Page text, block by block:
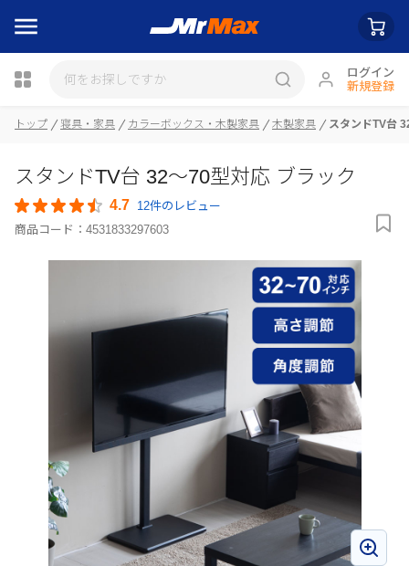
ログイン
新規登録
瓶詰
トップ 寝具・家具 カラーボックス・木製家具 木製家具 スタンドTV台
スタンドTV台 32～70型対応 ブラック
4.7 12件のレビュー
商品コード： 4531833297603